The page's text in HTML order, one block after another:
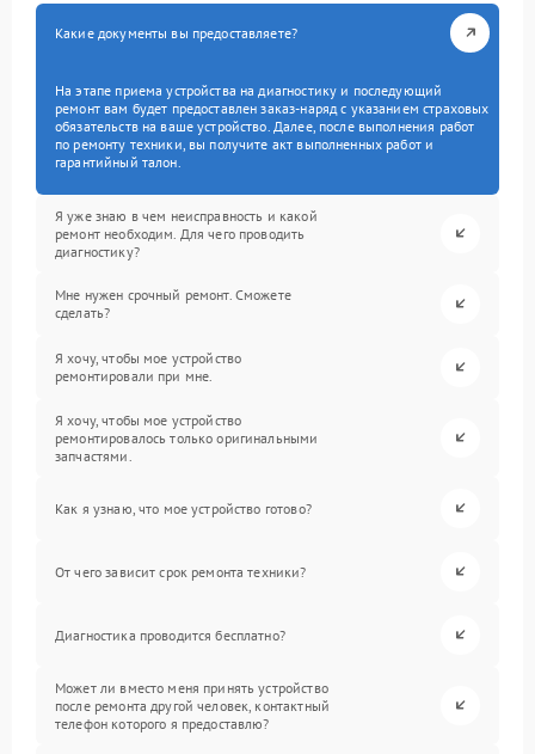
Какие документы вы предоставляете?
На этапе приема устройства на диагностику и последующий
ремонт вам будет предоставлен заказ-наряд с указанием страховых
обязательств на ваше устройство. Далее, после выполнения работ
по ремонту техники, вы получите акт выполненных работ и
гарантийный талон.
Я уже знаю в чем неисправность и какой
ремонт необходим. Для чего проводить
диагностику?
Мне нужен срочный ремонт. Сможете
сделать?
Я хочу, чтобы мое устройство
ремонтировали при мне.
Я хочу, чтобы мое устройство
ремонтировалось только оригинальными
запчастями.
Как я узнаю, что мое устройство готово?
От чего зависит срок ремонта техники?
Диагностика проводится бесплатно?
Может ли вместо меня принять устройство
после ремонта другой человек, контактный
телефон которого я предоставлю?